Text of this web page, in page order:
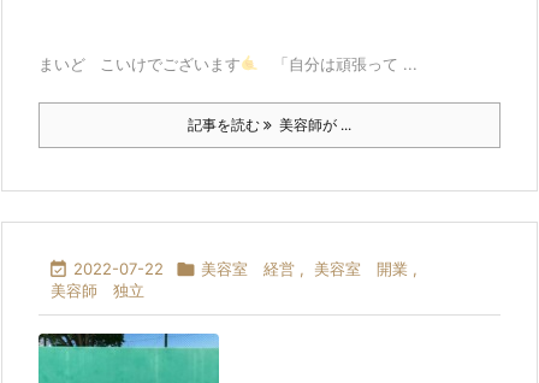
まいど こいけでございます 「自分は頑張って ...
記事を読む 美容師が ...
 2022-07-22  美容室 経営 , 美容室 開業 ,
美容師 独立